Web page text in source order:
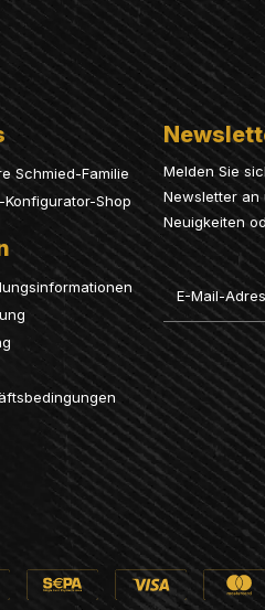
Schmied-Familie
Shop
Melden Sie
Newsletter an
Neuigkeiten
Email